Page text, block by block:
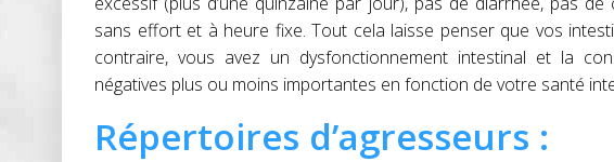
sans effort et à heure fixe. Tout cela laisse penser que vos
contraire, vous avez un dysfonctionnement intestinal et la
négatives plus ou moins importantes en fonction de votre santé
Répertoires d’agresseurs :